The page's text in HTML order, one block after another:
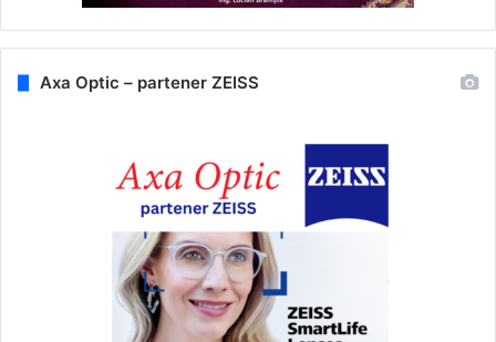
Axa Optic – partener ZEISS